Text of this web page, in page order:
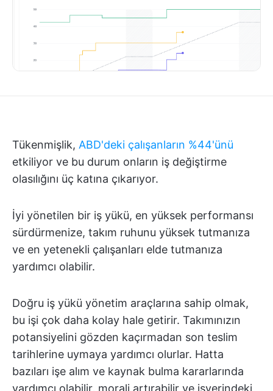
Tükenmişlik, ABD'deki çalışanların %44'ünü
etkiliyor ve bu durum onların iş değiştirme
olasılığını üç katına çıkarıyor.
İyi yönetilen bir iş yükü, en yüksek performansı
sürdürmenize, takım ruhunu yüksek tutmanıza
ve en yetenekli çalışanları elde tutmanıza
yardımcı olabilir.
Doğru iş yükü yönetim araçlarına sahip olmak,
bu işi çok daha kolay hale getirir. Takımınızın
potansiyelini gözden kaçırmadan son teslim
tarihlerine uymaya yardımcı olurlar. Hatta
bazıları işe alım ve kaynak bulma kararlarında
yardımcı olabilir, morali artırabilir ve işyerindeki